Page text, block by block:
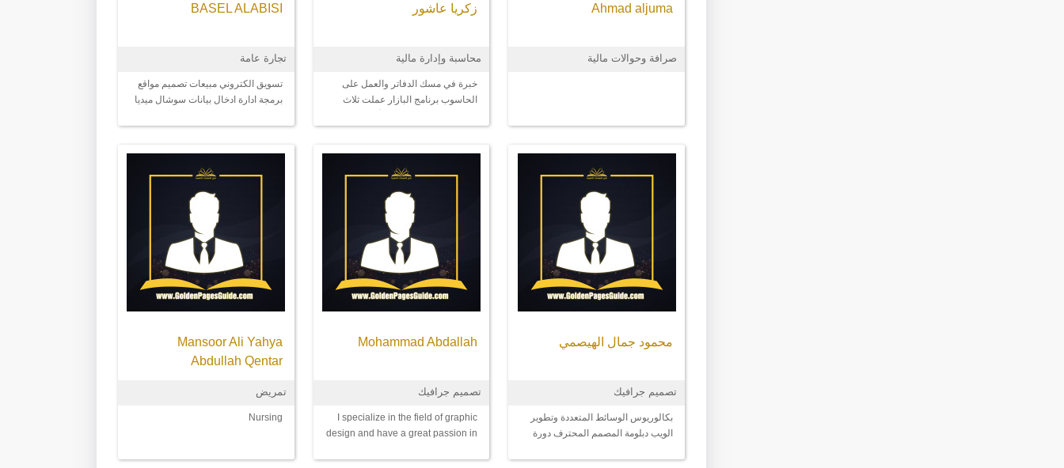
Ahmad aljuma
صرافة وحوالات مالية
زكريا عاشور
محاسبة وإدارة مالية
خبرة في مسك الدفاتر والعمل على
الحاسوب برنامج البازار عملت ثلاث
BASEL ALABISI
تجارة عامة
تسويق الكتروني مبيعات تصميم مواقع
برمجة ادارة ادخال بيانات سوشال ميديا
محمود جمال الهيصمي
تصميم جرافيك
بكالوريوس الوسائط المتعددة وتطوير
الويب دبلومة المصمم المحترف دورة
Mohammad Abdallah
تصميم جرافيك
I specialize in the field of graphic
design and have a great passion in
Mansoor Ali Yahya
Abdullah Qentar
تمريض
Nursing